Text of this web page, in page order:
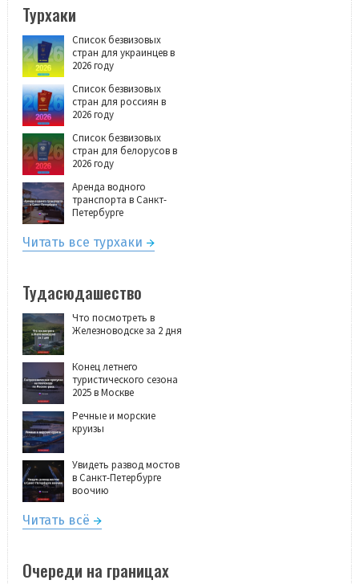
Турхаки
Список безвизовых
стран для украинцев в
2026 году
Список безвизовых
стран для россиян в
2026 году
Список безвизовых
стран для белорусов в
2026 году
Аренда водного
транспорта в Санкт-
Петербурге
Читать все турхаки
Тудасюдашество
Что посмотреть в
Железноводске за 2 дня
Конец летнего
туристического сезона
2025 в Москве
Речные и морские
круизы
Увидеть развод мостов
в Санкт-Петербурге
воочию
Читать всё
Очереди на границах